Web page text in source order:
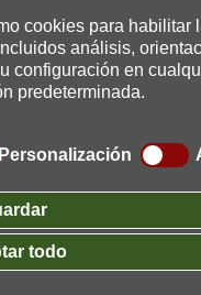
cookies para habilitar
análisis,
configuración en
predeterminada.
Personalización
todo